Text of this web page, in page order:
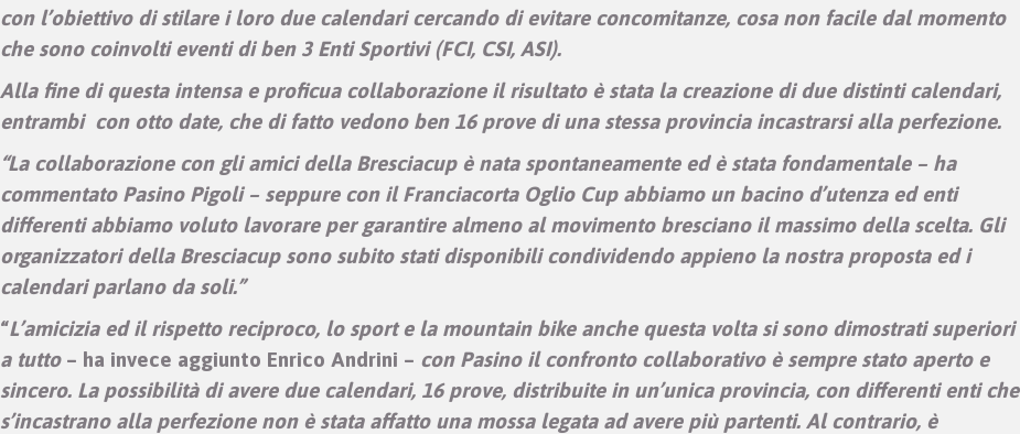
con l’obiettivo di stilare i loro due calendari cercando di evitare concomitanze, cosa non facile dal momento
che sono coinvolti eventi di ben 3 Enti Sportivi (FCI, CSI, ASI).
Alla fine di questa intensa e proficua collaborazione il risultato è stata la creazione di due distinti calendari,
entrambi con otto date, che di fatto vedono ben 16 prove di una stessa provincia incastrarsi alla perfezione.
“La collaborazione con gli amici della Bresciacup è nata spontaneamente ed è stata fondamentale – ha
commentato Pasino Pigoli – seppure con il Franciacorta Oglio Cup abbiamo un bacino d’utenza ed enti
differenti abbiamo voluto lavorare per garantire almeno al movimento bresciano il massimo della scelta. Gli
organizzatori della Bresciacup sono subito stati disponibili condividendo appieno la nostra proposta ed i
calendari parlano da soli.”
“L’amicizia ed il rispetto reciproco, lo sport e la mountain bike anche questa volta si sono dimostrati superiori
a tutto – ha invece aggiunto Enrico Andrini – con Pasino il confronto collaborativo è sempre stato aperto e
sincero. La possibilità di avere due calendari, 16 prove, distribuite in un’unica provincia, con differenti enti che
s’incastrano alla perfezione non è stata affatto una mossa legata ad avere più partenti. Al contrario, è